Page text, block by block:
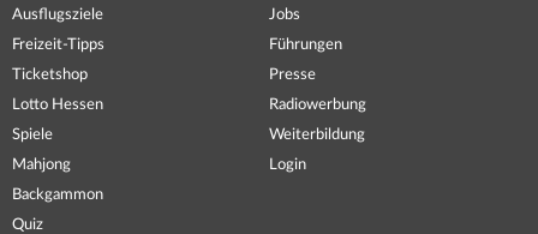
Ausflugsziele
Freizeit-Tipps
Ticketshop
Lotto Hessen
Spiele
Mahjong
Backgammon
Quiz
Jobs
Führungen
Presse
Radiowerbung
Weiterbildung
Login